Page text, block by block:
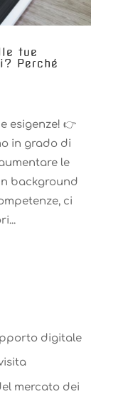
tue
Perché
esigenze! 👉
in grado di
le
background
ci
digitale
mercato dei